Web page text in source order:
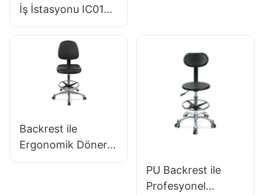
İş İstasyonu IC015-
2 ODM OEM
Özelleştirilmiş
Tabanlı Premium
Ergonomik Döner
Sandalye Ic027
Backrest ile
Ergonomik Döner
PU Sandalye &
PU Backrest ile
Profesyonel